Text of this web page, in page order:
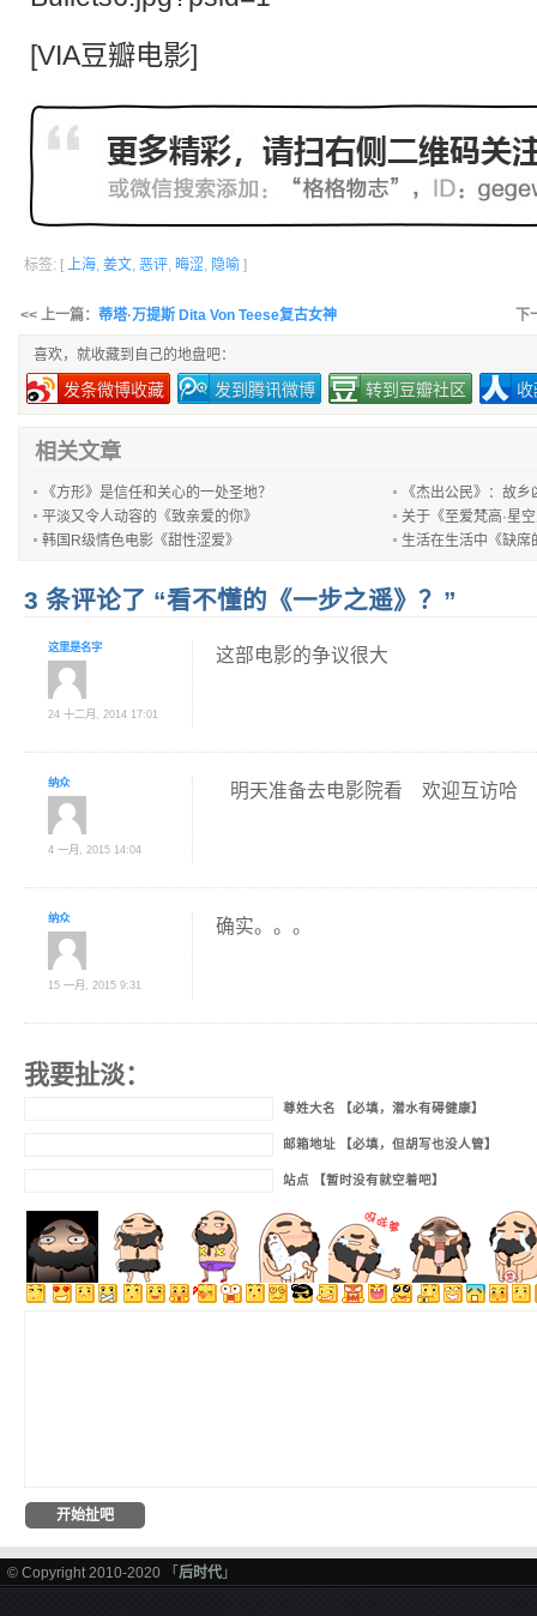
[VIA豆瓣电影]
标签: [ 上海, 姜文, 恶评, 晦涩, 隐喻 ]
<< 上一篇： 蒂塔·万提斯 Dita Von Teese复古女神
喜欢，就收藏到自己的地盘吧：
发条微博收藏 发到腾讯微博 转到豆瓣社区
相关文章
《方形》是信任和关心的一处圣地？
《杰出公民》：故乡
平淡又令人动容的《致亲爱的你》
关于《至爱梵高·星
韩国R级情色电影《甜性涩爱》
生活在生活中《缺席
3 条评论了 “看不懂的《一步之遥》？”
这里是名字
24 十二月, 2014 17:01
这部电影的争议很大
纳众
4 一月, 2015 14:04
明天准备去电影院看 欢迎互访哈
纳众
15 一月, 2015 9:31
确实。。。
我要扯淡：
尊姓大名 【必填，潜水有碍健康】
邮箱地址 【必填，但胡写也没人管】
站点 【暂时没有就空着吧】
© Copyright 2010-2020 「 后时代 」